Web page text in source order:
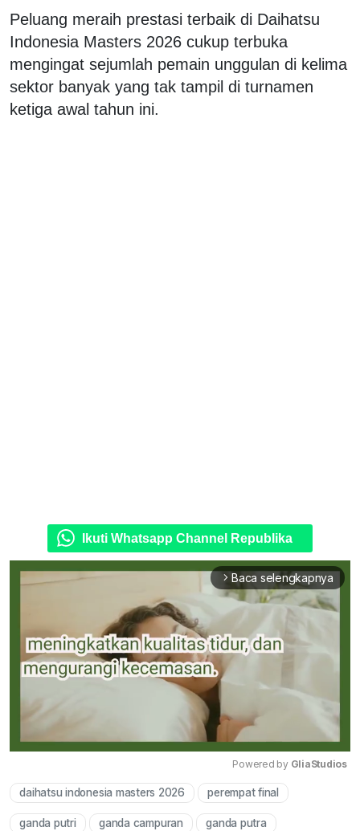
Peluang meraih prestasi terbaik di Daihatsu
Indonesia Masters 2026 cukup terbuka
mengingat sejumlah pemain unggulan di kelima
sektor banyak yang tak tampil di turnamen
ketiga awal tahun ini.
Ikuti Whatsapp Channel Republika
arrow_forward_ios Baca selengkapnya
Powered by GliaStudios
daihatsu indonesia masters 2026 perempat final
ganda putri ganda campuran ganda putra